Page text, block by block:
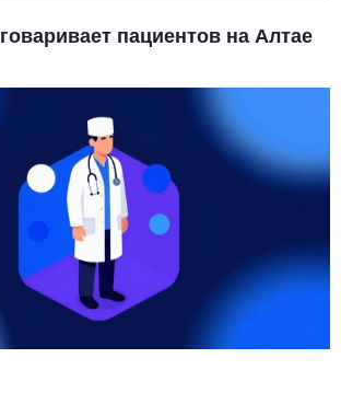
пациентов на Алтае